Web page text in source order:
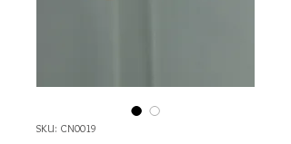
SKU: CN0019